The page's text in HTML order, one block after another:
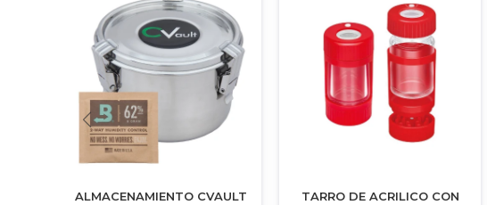
ALMACENAMIENTO CVAULT
TARRO DE ACRILICO CON